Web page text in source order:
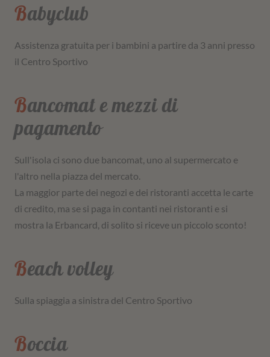
Babyclub
Assistenza gratuita per i bambini a partire da 3 anni presso
il Centro Sportivo
Bancomat e mezzi di
pagamento
Sull'isola ci sono due bancomat, uno al supermercato e
l'altro nella piazza del mercato.
La maggior parte dei negozi e dei ristoranti accetta le carte
di credito, ma se si paga in contanti nei ristoranti e si
mostra la Erbancard, di solito si riceve un piccolo sconto!
Beach volley
Sulla spiaggia a sinistra del Centro Sportivo
Boccia